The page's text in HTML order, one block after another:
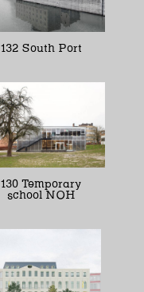
132 South Port
130 Temporary
school NOH